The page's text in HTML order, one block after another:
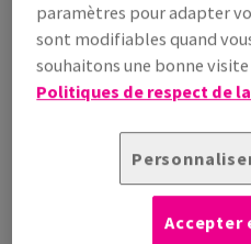
−
Outil
paramètres pour adapter
sont modifiables quand
souhaitons une bonne
Politiques de respect de
Accepter